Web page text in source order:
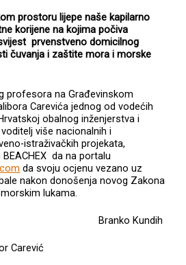
prostoru lijepe naše kapilarno
korijene na kojima počiva
prvenstveno domicilnog
čuvanja i zaštite mora i morske
profesora na Građevinskom
Carevića jednog od vodećih
obalnog inženjerstva i
više nacionalnih i
istraživačkih projekata,
da na portalu
da svoju ocjenu vezano uz
nakon donošenja novog Zakona
lukama.
Branko Kundih
Carević